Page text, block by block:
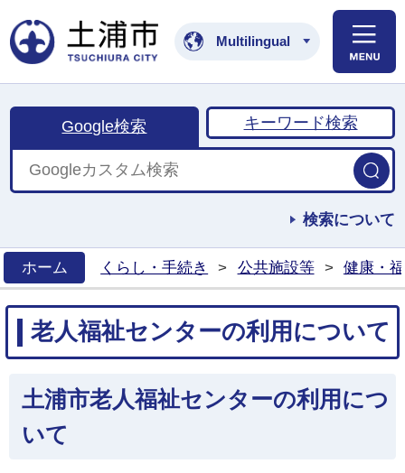
土浦市公式ホームペ
Multilingual
Google検索 キーワード検索
検索について
ホーム
くらし・手続き > 公共施設等 > 健康・
老人福祉センターの利用について
土浦市老人福祉センターの利用につ
いて